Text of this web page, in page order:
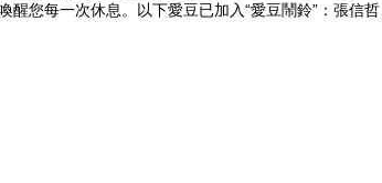
醒您每一次休息。以下愛豆已加入“愛豆鬧鈴”：張